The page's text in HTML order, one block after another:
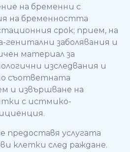
на бременни с
на бременността
срок; прием, на
генитални заболявания и
материал за
изследвания и
съответната
и извършване на
с истмико-
предоставя услугата
клетки след раждане.